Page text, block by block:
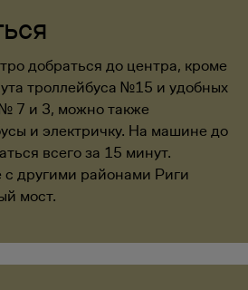
добраться до центра, кроме
троллейбуса №15 и удобных
7 и 3, можно также
и электричку. На машине до
всего за 15 минут.
другими районами Риги
мост.